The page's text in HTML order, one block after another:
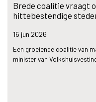
Brede coalitie vraagt
hittebestendige
16 jun 2026
Een groeiende coalitie van
minister van